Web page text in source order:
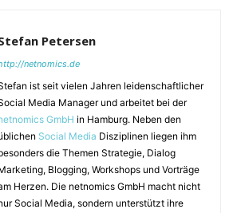
Petersen
netnomics.de
ist seit vielen Jahren leidenschaftlicher
Media Manager und arbeitet bei der
GmbH in Hamburg. Neben den
Social Media Disziplinen liegen ihm
die Themen Strategie, Dialog
Blogging, Workshops und Vorträge
Herzen. Die netnomics GmbH macht nicht
Social Media, sondern unterstützt ihre